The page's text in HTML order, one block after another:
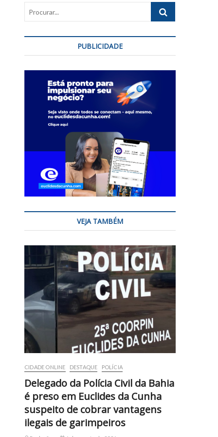
Procurar...
PUBLICIDADE
VEJA TAMBÉM
CIDADE ONLINE DESTAQUE POLÍCIA
Delegado da Polícia Civil da Bahia
é preso em Euclides da Cunha
suspeito de cobrar vantagens
ilegais de garimpeiros